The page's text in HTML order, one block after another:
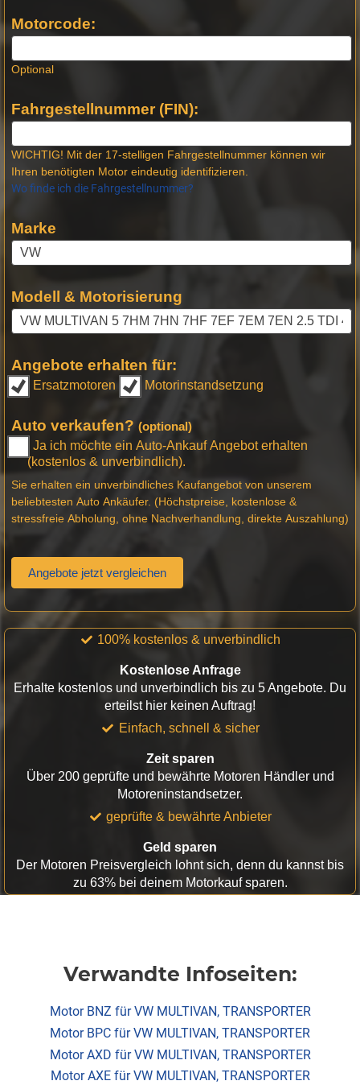
Motorcode:
Optional
Fahrgestellnummer (FIN):
WICHTIG! Mit der 17-stelligen Fahrgestellnummer können wir
Ihren benötigten Motor eindeutig identifizieren.
Wo finde ich die Fahrgestellnummer?
Marke
Modell & Motorisierung
Angebote erhalten für:
Ersatzmotoren Motorinstandsetzung
Auto verkaufen? (optional)
Ja ich möchte ein Auto-Ankauf Angebot erhalten
(kostenlos & unverbindlich).
Sie erhalten ein unverbindliches Kaufangebot von unserem
beliebtesten Auto Ankäufer. (Höchstpreise, kostenlose &
stressfreie Abholung, ohne Nachverhandlung, direkte Auszahlung)
Angebote jetzt vergleichen
100% kostenlos & unverbindlich
Kostenlose Anfrage
Erhalte kostenlos und unverbindlich bis zu 5 Angebote. Du
erteilst hier keinen Auftrag!
Einfach, schnell & sicher
Zeit sparen
Über 200 geprüfte und bewährte Motoren Händler und
Motoreninstandsetzer.
geprüfte & bewährte Anbieter
Geld sparen
Der Motoren Preisvergleich lohnt sich, denn du kannst bis
zu 63% bei deinem Motorkauf sparen.
Verwandte Infoseiten:
Motor BNZ für VW MULTIVAN, TRANSPORTER
Motor BPC für VW MULTIVAN, TRANSPORTER
Motor AXD für VW MULTIVAN, TRANSPORTER
Motor AXE für VW MULTIVAN, TRANSPORTER